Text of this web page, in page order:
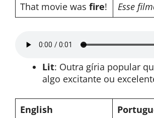
That movie was fire! Esse
Lit: Outra gíria popular
algo excitante ou
English